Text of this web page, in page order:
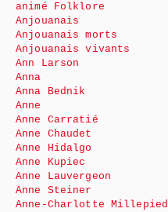
animé Folklore
Anjouanais
Anjouanais morts
Anjouanais vivants
Ann Larson
Anna
Anna Bednik
Anne
Anne Carratié
Anne Chaudet
Anne Hidalgo
Anne Kupiec
Anne Lauvergeon
Anne Steiner
Anne-Charlotte Millepied